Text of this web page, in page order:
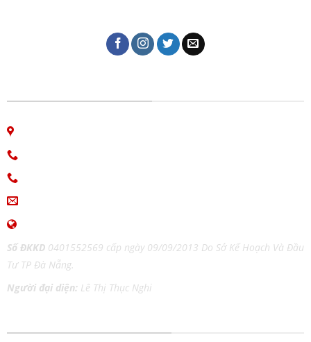
Số ĐKKD0401552569 cấp ngày 09/09/2013 Do Sở Kế Hoạch Và Đầu
Tư TP Đà Nẵng.
Người đại diện: Lê Thị Thục Nghi